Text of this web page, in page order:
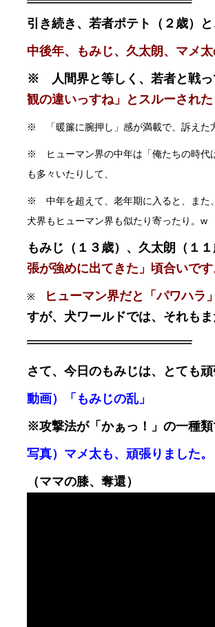
引き続き、若者ポテト（２歳）と
中後年、もみじ、久太朗、マメ太
※ 人間界と等しく、若者と戦っ
観の違いっすね」とスルーされた
※ 「暖簾に腕押し」感が満載で、訴えた
※ ヒューマン界の中年は「俺たちの時代
も多々いたりして、
※ 中年を超えて、老年期に入ると、また
犬界もヒューマン界も似たり寄ったり。w
もみじ（１３歳）、久太朗（１１
張が強めに出てきた」頃合いで
※ ヒューマン界だと「パワハラ
すが、犬ワールドでは、それも
さて、今日のもみじは、とても頑
動画）「もみじの乱」
※攻撃法が「かぁっ！」の一種
写真）マメ太も、頑張りました。
（ママの膝、奪還）